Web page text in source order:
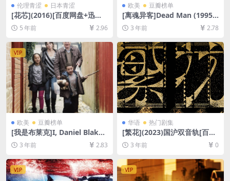
伦理青涩 日本青涩
[花芯](2016)[百度网盘+迅雷
云盘资源1080P超清未删减]
[MP4/5.3GB][日语中字]【视
频文件+防和谐压缩包（含解
压密码）】
5 年前 2.96
欧美 豆瓣榜单
[离魂异客]Dead Man (1995)
[百度网盘+夸克网盘1080P超
清未删减资源][网盘在线播放/
下载][MP4/7.6GB][中英字幕]
3 年前 2.78
VIP
欧美 豆瓣榜单
[我是布莱克]I, Daniel Blake
(2016)[百度网盘+夸克网盘10
80P超清未删减资源][网盘在
英字幕]
3 年前 2.83
华语 热门剧集
[繁花](2023)国沪双音轨[百度
网盘+夸克网盘4K超清未删减
资源][网盘在线播放/下载][MP
3 年前 0
VIP VIP